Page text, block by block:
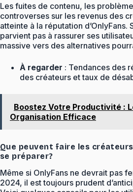
Les fuites de contenu, les
controverses sur les revenus des
atteinte à la réputation d’OnlyFans.
parvient pas à rassurer ses
massive vers des alternatives
À regarder : Tendances des
des créateurs et taux de
Boostez Votre Productivité :
Organisation Efficace
Que peuvent faire les
se préparer?
Même si OnlyFans ne devrait pas
2024, il est toujours prudent